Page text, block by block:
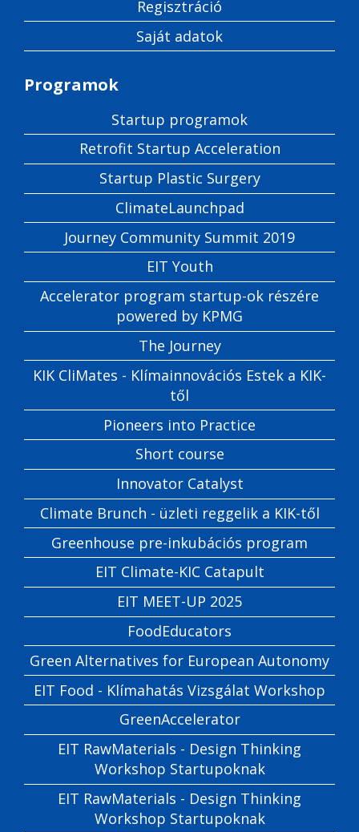
Regisztráció
Saját adatok
Programok
Startup programok
Retrofit Startup Acceleration
Startup Plastic Surgery
ClimateLaunchpad
Journey Community Summit 2019
EIT Youth
Accelerator program startup-ok részére
powered by KPMG
The Journey
KIK CliMates - Klímainnovációs Estek a KIK-
től
Pioneers into Practice
Short course
Innovator Catalyst
Climate Brunch - üzleti reggelik a KIK-től
Greenhouse pre-inkubációs program
EIT Climate-KIC Catapult
EIT MEET-UP 2025
FoodEducators
Green Alternatives for European Autonomy
EIT Food - Klímahatás Vizsgálat Workshop
GreenAccelerator
EIT RawMaterials - Design Thinking
Workshop Startupoknak
EIT RawMaterials - Design Thinking
Workshop Startupoknak